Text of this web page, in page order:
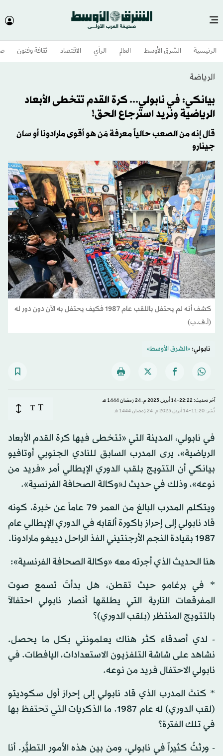
الرئيسية الشرق الأوسط​ العالم الرأي الاقتصاد ثقافة وفنون
الرياضة
بيانكي: في نابولي... كرة القدم تتخطى الأبعاد
الرياضية ونريد استرجاع الحق!
قال إنه من الصعب حالياً معرفة مَن هو أقوى مارادونا أو سان
جينارو
كشف أنه لم يحتفل باللقب عام 1987 فكيف يحتفل به الآن دون دور له
(أ.ف.ب)
نابولي:«الشرق الأوسط»
آخر تحديث: 22:22-14 أبريل 2023 م ـ 24 رَمضان 1444 هـ
نُشر: 11:20-14 أبريل 2023 م ـ 24 رَمضان 1444 هـ
T
T
في نابولي، المدينة التي «تتخطى فيها كرة القدم الأبعاد
الرياضية»، يرى المدرب السابق للنادي الجنوبي أوتافيو
بيانكي أن التتويج بلقب الدوري الإيطالي أمر «فريد من
نوعه»، وذلك في حديث لـ«وكالة الصحافة الفرنسية».
ويتكلم المدرب البالغ من العمر 79 عاماً عن خبرة، كونه
قاد نابولي إلى إحراز باكورة ألقابه في الدوري الإيطالي عام
1987 بقيادة النجم الأرجنتيني الفذ الراحل دييغو مارادونا.
هنا الحديث الذي أجرته معه «وكالة الصحافة الفرنسية»:
* في برغامو حيث تقطن، هل بدأتَ تسمع صوت
المفرقعات النارية التي يطلقها أنصار نابولي احتفالاً
بالتتويج المنتظر (بلقب الدوري)؟
- لدي أصدقاء كثر هناك يعلمونني بكل ما يحصل.
نشاهد على شاشة التلفزيون الاستعدادات، اليافطات. في
نابولي الاحتفال فريد من نوعه.
* كنتَ المدرب الذي قاد نابولي إلى إحراز أول سكوديتو
(لقب الدوري) له عام 1987. ما الذكريات التي تحتفظ بها
في تلك الفترة؟
- ورثتُ كثيراً في نابولي، ومن بين هذه الأمور التطيُّر. أنا